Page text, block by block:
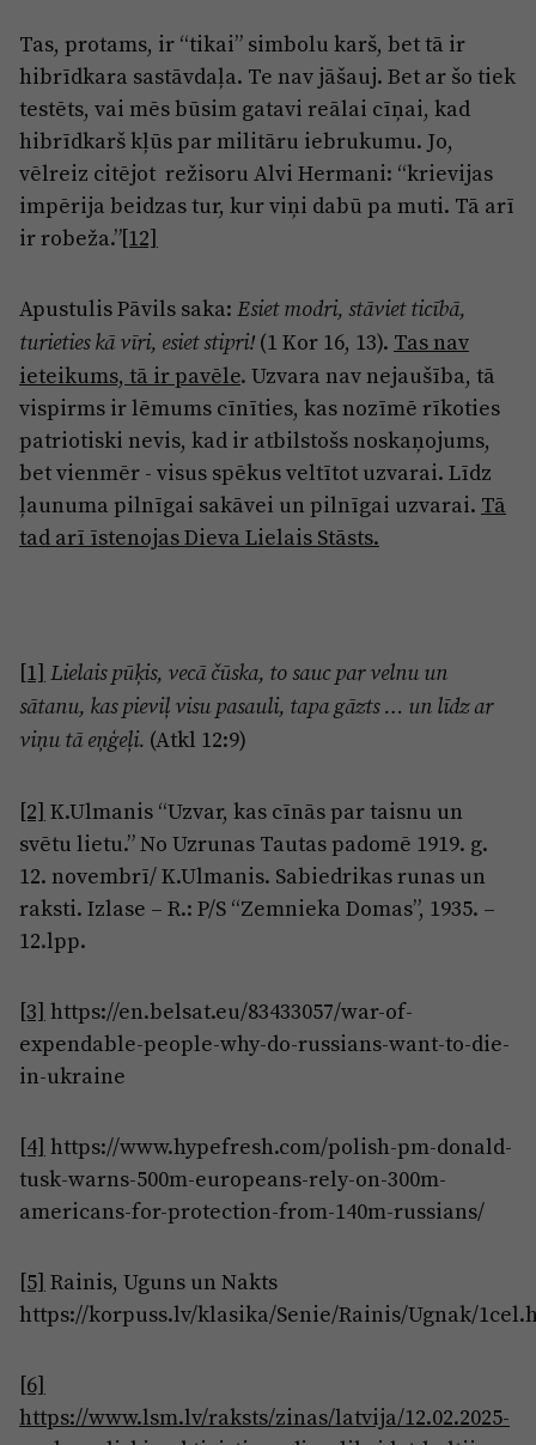
Tas, protams, ir “tikai” simbolu karš, bet tā ir
hibrīdkara sastāvdaļa. Te nav jāšauj. Bet ar šo tiek
testēts, vai mēs būsim gatavi reālai cīņai, kad
hibrīdkarš kļūs par militāru iebrukumu. Jo,
vēlreiz citējot režisoru Alvi Hermani: “krievijas
impērija beidzas tur, kur viņi dabū pa muti. Tā arī
ir robeža.”[12]
Apustulis Pāvils saka: Esiet modri, stāviet ticībā,
turieties kā vīri, esiet stipri! (1 Kor 16, 13). Tas nav
ieteikums, tā ir pavēle. Uzvara nav nejaušība, tā
vispirms ir lēmums cīnīties, kas nozīmē rīkoties
patriotiski nevis, kad ir atbilstošs noskaņojums,
bet vienmēr - visus spēkus veltītot uzvarai. Līdz
ļaunuma pilnīgai sakāvei un pilnīgai uzvarai. Tā
tad arī īstenojas Dieva Lielais Stāsts.
[1] Lielais pūķis, vecā čūska, to sauc par velnu un
sātanu, kas pieviļ visu pasauli, tapa gāzts … un līdz ar
viņu tā eņģeļi. (Atkl 12:9)
[2] K.Ulmanis “Uzvar, kas cīnās par taisnu un
svētu lietu.” No Uzrunas Tautas padomē 1919. g.
12. novembrī/ K.Ulmanis. Sabiedrikas runas un
raksti. Izlase – R.: P/S “Zemnieka Domas”, 1935. –
12.lpp.
[3] https://en.belsat.eu/83433057/war-of-
expendable-people-why-do-russians-want-to-die-
in-ukraine
[4] https://www.hypefresh.com/polish-pm-donald-
tusk-warns-500m-europeans-rely-on-300m-
americans-for-protection-from-140m-russians/
[5] Rainis, Uguns un Nakts
https://korpuss.lv/klasika/Senie/Rainis/Ugnak/
[6]
https://www.lsm.lv/raksts/zinas/latvija/12.02.2025-